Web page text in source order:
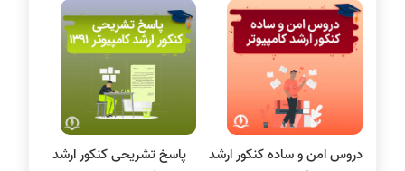
سیستم عامل
نظریه زبانها
سیگنال و سیستمها
دروس امن و ساده کنکور ارشد
پاسخ تشریحی کنکور ارشد